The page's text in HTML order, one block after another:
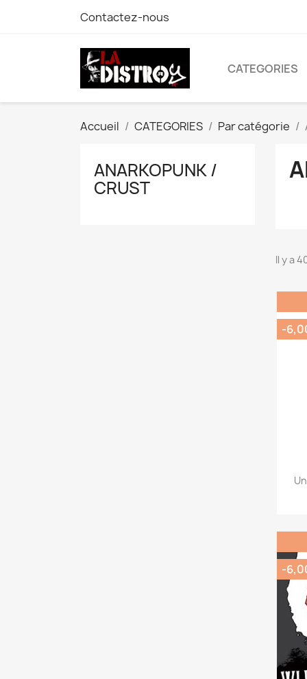
Contactez-nous
CATEGORIES
Accueil CATEGORIES Par catégorie
ANARKOPUNK /
CRUST
Il y a
-
-